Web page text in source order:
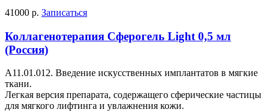
41000 р. Записаться
Коллагенотерапия Сферогель Light 0,5 мл
(Россия)
А11.01.012. Введение искусственных имплантатов в мягкие
ткани.
Легкая версия препарата, содержащего сферические частицы
для мягкого лифтинга и увлажнения кожи.